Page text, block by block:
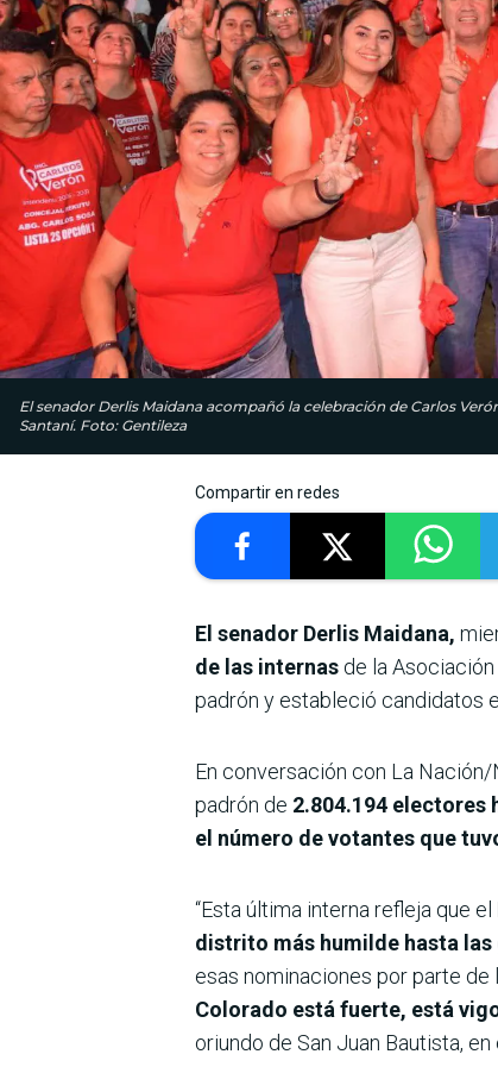
El senador Derlis Maidana acompañó la celebración de Carlos
Santaní. Foto: Gentileza
Compartir en redes
El senador Derlis Maidana,
de las internas de la
padrón y estableció candidatos
En conversación con La
padrón de 2.804.194 electores
el número de votantes que
“Esta última interna refleja que el
distrito más humilde hasta
esas nominaciones por parte
Colorado está fuerte, está
oriundo de San Juan Bautista,